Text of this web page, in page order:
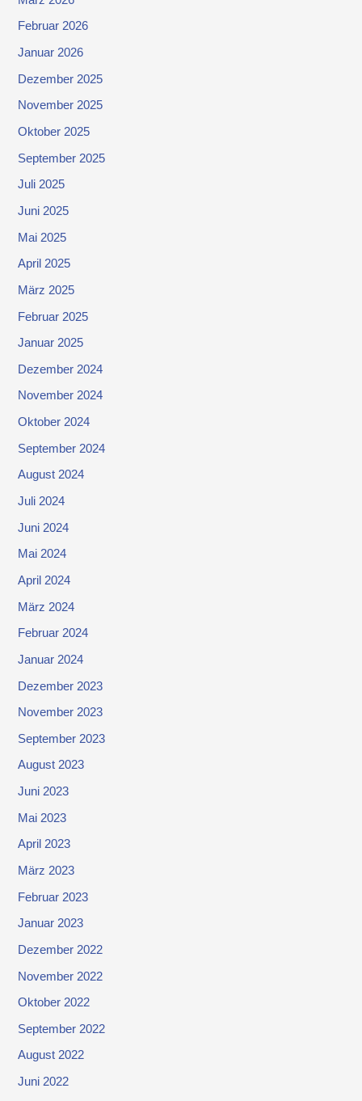
Februar 2026
Januar 2026
Dezember 2025
November 2025
Oktober 2025
September 2025
Juli 2025
Juni 2025
Mai 2025
April 2025
März 2025
Februar 2025
Januar 2025
Dezember 2024
November 2024
Oktober 2024
September 2024
August 2024
Juli 2024
Juni 2024
Mai 2024
April 2024
März 2024
Februar 2024
Januar 2024
Dezember 2023
November 2023
September 2023
August 2023
Juni 2023
Mai 2023
April 2023
März 2023
Februar 2023
Januar 2023
Dezember 2022
November 2022
Oktober 2022
September 2022
August 2022
Juni 2022